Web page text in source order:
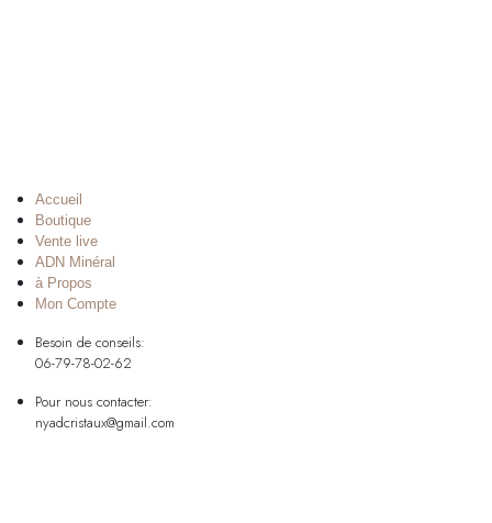
Accueil
Boutique
Vente live
ADN Minéral
à Propos
Mon Compte
Besoin de conseils:
06-79-78-02-62
Pour nous contacter:
nyadcristaux@gmail.com